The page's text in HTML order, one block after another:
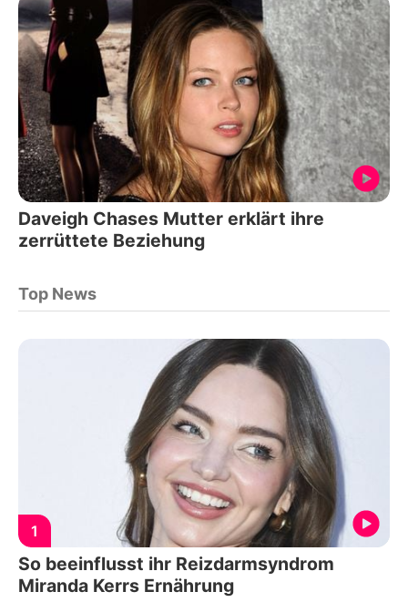
Daveigh Chases Mutter erklärt ihre
zerrüttete Beziehung
Top News
1
So beeinflusst ihr Reizdarmsyndrom
Miranda Kerrs Ernährung